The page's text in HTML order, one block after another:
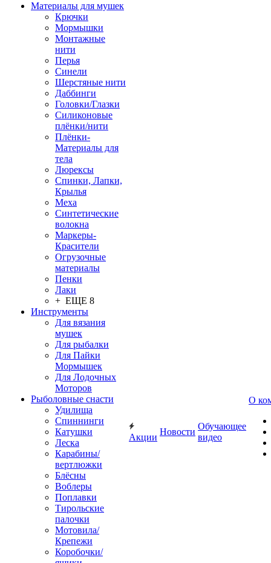
Материалы для мушек
Крючки
Мормышки
Монтажные
нити
Перья
Синели
Шерстяные нити
Даббинги
Головки/Глазки
Силиконовые
плёнки/нити
Плёнки-
Материалы для
тела
Люрексы
Спинки, Лапки,
Крылья
Меха
Синтетические
волокна
Маркеры-
Красители
Огрузочные
материалы
Пенки
Лаки
+ ЕЩЕ 8
Инструменты
Для вязания
мушек
Для рыбалки
Для Пайки
Мормышек
Для Лодочных
Моторов
Рыболовные снасти
Удилища
Спиннинги
Катушки
Леска
Карабины/
вертлюжки
Блёсны
Воблеры
Поплавки
Тирольские
палочки
Мотовила/
Крепежи
Коробочки/
Акции
Новости
Обучающее
видео
О